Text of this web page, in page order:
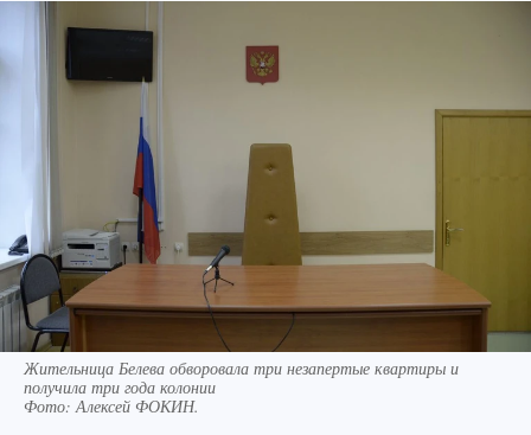
Жительница Белева обворовала три незапертые квартиры и
получила три года колонии
Фото: Алексей ФОКИН.